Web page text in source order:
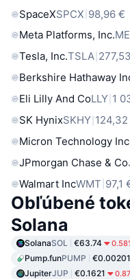
SpaceXSPCX 98,96 €
Meta Platforms, Inc.
Tesla, Inc.TSLA
Berkshire Hathaway
Eli Lilly And CoLLY 1
SK HynixSKHY
Micron Technology Inc
JPmorgan Chase & Co
Walmart IncWMT 97,1
Obľúbené
Solana
SolanaSOL €63.74
Pump.funPUMP
JupiterJUP €0.1621